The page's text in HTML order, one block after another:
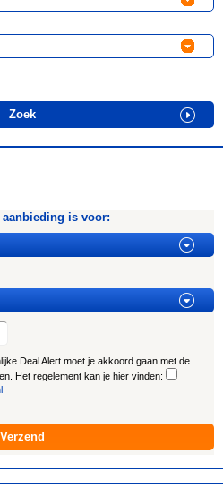
is voor:
Deal Alert moet je akkoord gaan met de
Het regelement kan je hier vinden: